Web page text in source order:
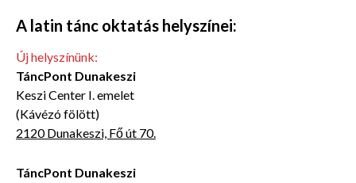
A latin tánc oktatás helyszínei:
Új helyszínünk:
TáncPont Dunakeszi
Keszi Center I. emelet
(Kávézó fölött)
2120 Dunakeszi, Fő út 70.
TáncPont Dunakeszi